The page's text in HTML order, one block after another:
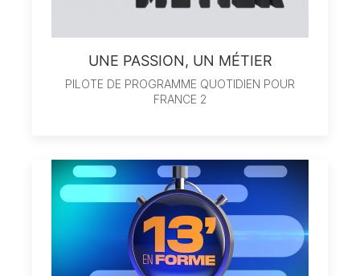
UNE PASSION, UN MÉTIER
PILOTE DE PROGRAMME QUOTIDIEN POUR
FRANCE 2